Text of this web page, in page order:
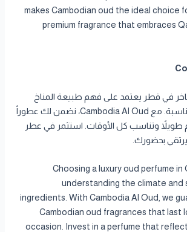
makes Cambodian oud the ideal choice
premium fragrance that embraces
في قطر يعتمد على فهم طبيعة المناخ
واختيار المكونات المناسبة. مع Cambodia Al Oud، نضمن لك عطوراً
طويلاً وتناسب كل الأوقات. استثمر في عطر
بحضورك.
Choosing a luxury oud perfume
understanding the climate and
ingredients. With Cambodia Al Oud, we
Cambodian oud fragrances that last
occasion. Invest in a perfume that